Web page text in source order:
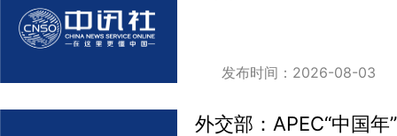
发布时间：2026-08-03
外交部：APEC“中国